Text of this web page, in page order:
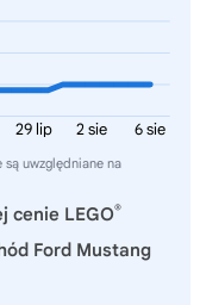
6 sie
2 sie
29 lip
uwzględniane na
cenie LEGO®
Ford Mustang